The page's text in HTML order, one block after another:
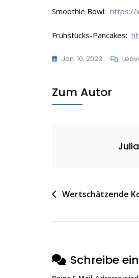
Smoothie Bowl: https://
Frühstücks-Pancakes:
Jan. 10, 2023
Zum Autor
Julia
Wertschätzende
Schreibe